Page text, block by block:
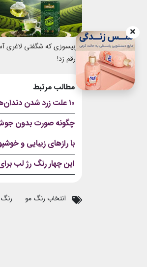
چربیسوزی که شگفتی لاغری
را رقم زد!
مطالب مرتبط
۱۰ علت زرد شدن دندان‌‌ها و روش‌های ساده برای سفید کردن دندان در خانه؛ برای نوروز آماده شوید!
چگونه صورت بدون
با رازهای زیبایی و
این چهار رنگ رژ لب
انتخاب رنگ مو رنگ